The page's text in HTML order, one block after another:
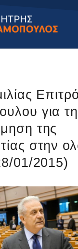
για
της
στην
01/2015)